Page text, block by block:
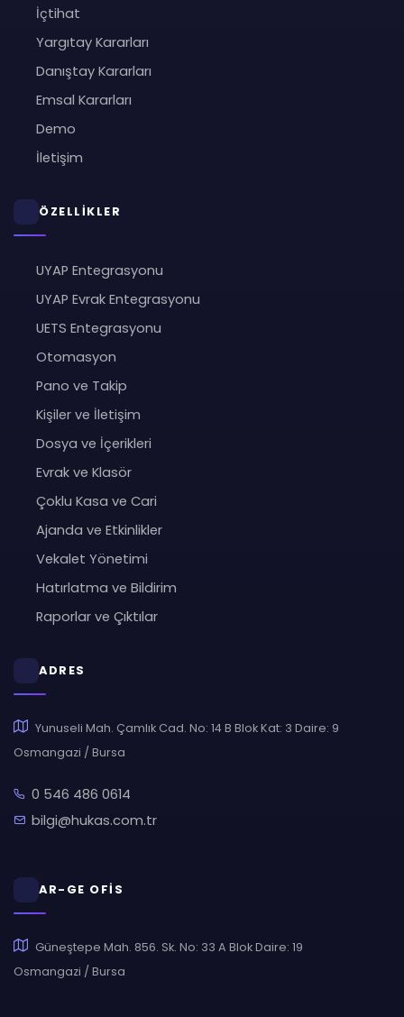
İçtihat
Yargıtay Kararları
Danıştay Kararları
Emsal Kararları
Demo
İletişim
ÖZELLİKLER
UYAP Entegrasyonu
UYAP Evrak Entegrasyonu
UETS Entegrasyonu
Otomasyon
Pano ve Takip
Kişiler ve İletişim
Dosya ve İçerikleri
Evrak ve Klasör
Çoklu Kasa ve Cari
Ajanda ve Etkinlikler
Vekalet Yönetimi
Hatırlatma ve Bildirim
Raporlar ve Çıktılar
ADRES
Yunuseli Mah. Çamlık Cad. No: 14 B Blok Kat: 3 Daire: 9
Osmangazi / Bursa
0 546 486 0614
bilgi@hukas.com.tr
AR-GE OFİS
Güneştepe Mah. 856. Sk. No: 33 A Blok Daire: 19
Osmangazi / Bursa